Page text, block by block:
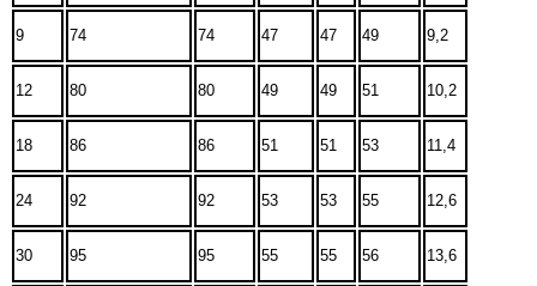
9 74 74 47 47 49 9,2
12 80 80 49 49 51 10,2
18 86 86 51 51 53 11,4
24 92 92 53 53 55 12,6
30 95 95 55 55 56 13,6